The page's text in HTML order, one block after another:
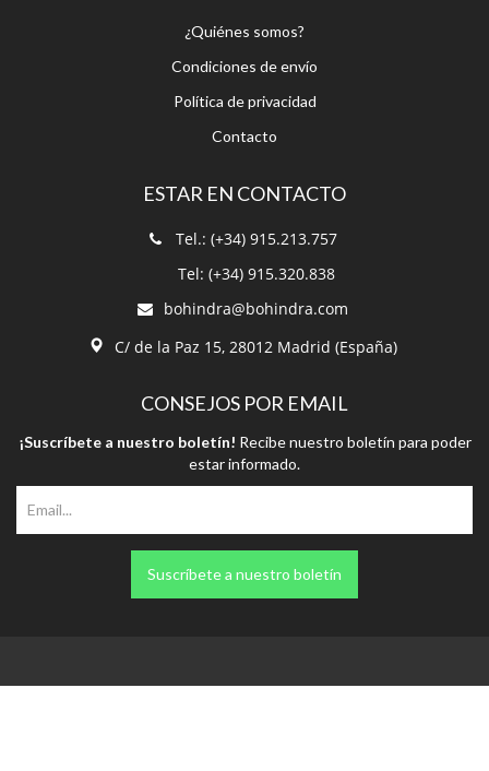
¿Quiénes somos?
Condiciones de envío
Política de privacidad
Contacto
ESTAR EN CONTACTO
Tel.: (+34) 915.213.757
Tel: (+34) 915.320.838
bohindra@bohindra.com
C/ de la Paz 15, 28012 Madrid (España)
CONSEJOS POR EMAIL
¡Suscríbete a nuestro boletín! Recibe nuestro boletín para poder
estar informado.
Suscríbete a nuestro boletín